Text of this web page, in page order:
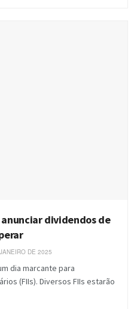
dividendos de
DE 2025
dia marcante para
(FIIs). Diversos FIIs estarão